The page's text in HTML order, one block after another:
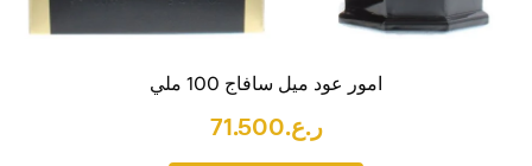
امور عود ميل سافاج 100 ملي
ر.ع.71.500